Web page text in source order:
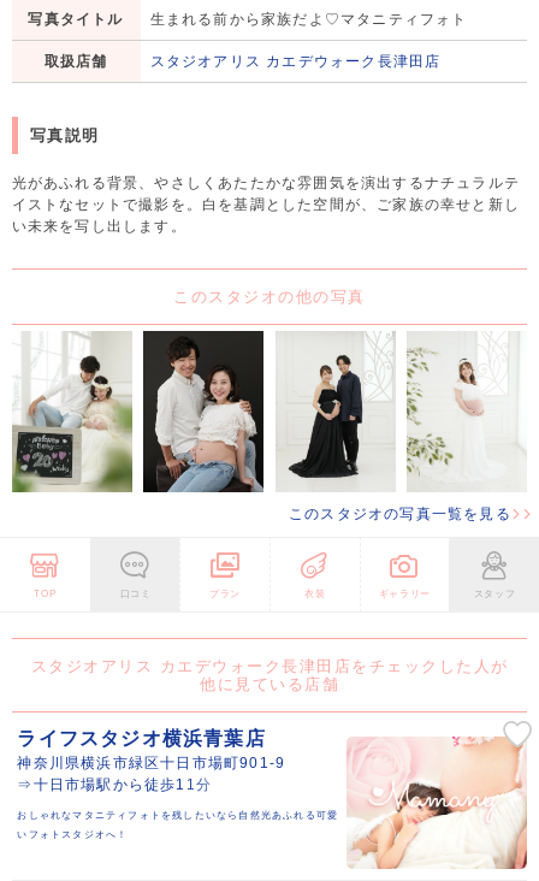
写真タイトル 生まれる前から家族だよ♡マタニティフォト
取扱店舗 スタジオアリス カエデウォーク長津田店
写真説明
光があふれる背景、やさしくあたたかな雰囲気を演出するナチュラルテ
イストなセットで撮影を。白を基調とした空間が、ご家族の幸せと新し
い未来を写し出します。
このスタジオの他の写真
このスタジオの写真一覧を見る
TOP 口コミ プラン 衣装 ギャラリー スタッフ
スタジオアリス カエデウォーク長津田店をチェックした人が
他に見ている店舗
ライフスタジオ横浜青葉店
神奈川県横浜市緑区十日市場町901-9
⇒十日市場駅から徒歩11分
おしゃれなマタニティフォトを残したいなら自然光あふれる可愛
いフォトスタジオへ！